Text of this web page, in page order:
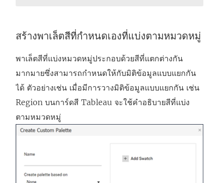
สร้างพาเล็ตสีที่กำหนดเองที่แบ่งตามหมวดหมู่
พาเล็ตสีที่แบ่งหมวดหมู่ประกอบด้วยสีที่แตกต่างกัน
มากมายซึ่งสามารถกำหนดให้กับมิติข้อมูลแบบแยกกัน
ได้ ตัวอย่างเช่น เมื่อมีการวางมิติข้อมูลแบบแยกกัน เช่น
Region บนการ์ดสี Tableau จะใช้คําอธิบายสีที่แบ่ง
ตามหมวดหมู่